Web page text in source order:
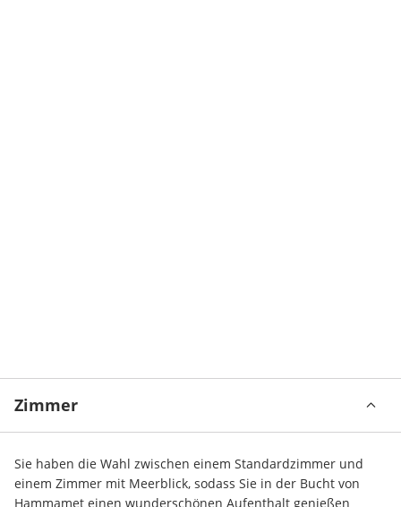
Zimmer
Sie haben die Wahl zwischen einem Standardzimmer und
einem Zimmer mit Meerblick, sodass Sie in der Bucht von
Hammamet einen wunderschönen Aufenthalt genießen